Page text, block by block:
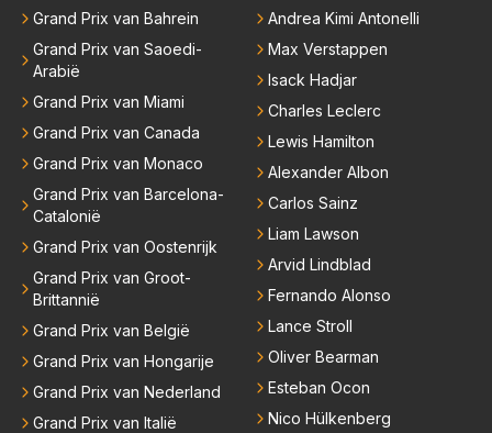
Grand Prix van Bahrein
Grand Prix van Saoedi-
Arabië
Grand Prix van Miami
Grand Prix van Canada
Grand Prix van Monaco
Grand Prix van Barcelona-
Catalonië
Grand Prix van Oostenrijk
Grand Prix van Groot-
Brittannië
Grand Prix van België
Grand Prix van Hongarije
Grand Prix van Nederland
Grand Prix van Italië
Andrea Kimi Antonelli
Max Verstappen
Isack Hadjar
Charles Leclerc
Lewis Hamilton
Alexander Albon
Carlos Sainz
Liam Lawson
Arvid Lindblad
Fernando Alonso
Lance Stroll
Oliver Bearman
Esteban Ocon
Nico Hülkenberg